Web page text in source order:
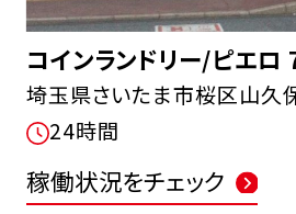
コインランドリー/ピエ
埼玉県さいたま市桜区山久
24時間
稼働状況をチェック